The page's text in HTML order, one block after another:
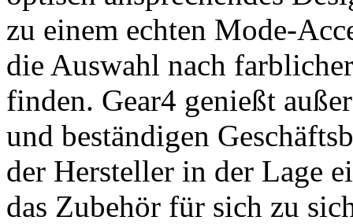
zu einem echten Mode-
die Auswahl nach
finden. Gear4 genießt
und beständigen
der Hersteller in der Lage
das Zubehör für sich zu